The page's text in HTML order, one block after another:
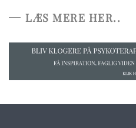
LÆS MERE HER..